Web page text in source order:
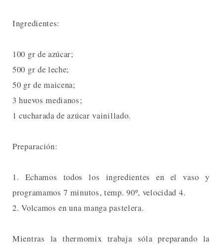
Ingredientes:
100 gr de azúcar;
500 gr de leche;
50 gr de maicena;
3 huevos medianos;
1 cucharada de azúcar vainillado.
Preparación:
1. Echamos todos los ingredientes en el vaso y
programamos 7 minutos, temp. 90º, velocidad 4.
2. Volcamos en una manga pastelera.
Mientras la thermomix trabaja sóla preparando la